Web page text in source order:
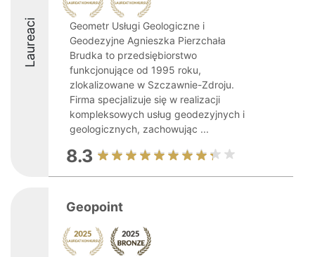
Laureaci
Geometr Usługi Geologiczne i
Geodezyjne Agnieszka Pierzchała
Brudka to przedsiębiorstwo
funkcjonujące od 1995 roku,
zlokalizowane w Szczawnie-Zdroju.
Firma specjalizuje się w realizacji
kompleksowych usług geodezyjnych i
geologicznych, zachowując ...
8.3
Geopoint